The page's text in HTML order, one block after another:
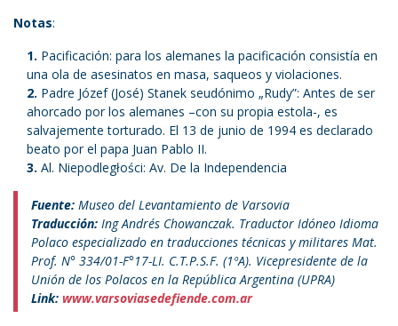
Notas:
Pacificación: para los alemanes la pacificación consistía en
una ola de asesinatos en masa, saqueos y violaciones.
Padre Józef (José) Stanek seudónimo „Rudy”: Antes de ser
ahorcado por los alemanes –con su propia estola-, es
salvajemente torturado. El 13 de junio de 1994 es declarado
beato por el papa Juan Pablo II.
Al. Niepodległości: Av. De la Independencia
Fuente: Museo del Levantamiento de Varsovia
Traducción: Ing Andrés Chowanczak. Traductor Idóneo Idioma
Polaco especializado en traducciones técnicas y militares Mat.
Prof. N° 334/01-F°17-LI. C.T.P.S.F. (1ºA). Vicepresidente de la
Unión de los Polacos en la República Argentina (UPRA)
Link: www.varsoviasedefiende.com.ar